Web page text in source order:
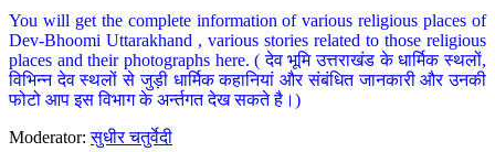
You will get the complete information of various religious places of
Dev-Bhoomi Uttarakhand , various stories related to those religious
places and their photographs here. ( देव भूमि उत्तराखंड के धार्मिक स्थलों,
विभिन्न देव स्थलों से जुड़ी धार्मिक कहानियां और संबंधित जानकारी और उनकी
फोटो आप इस विभाग के अर्न्तगत देख सकते है।)
Moderator:सुधीर चतुर्वेदी